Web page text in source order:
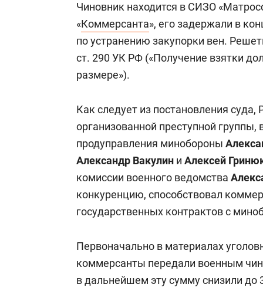
Чиновник находится в СИЗО
«Коммерсанта», его задержали в
по устранению закупорки вен.
ст. 290 УК РФ («Получение взятки
размере»).
Как следует из постановления
организованной преступной
продуправления минобороны
Александр Вакулин и Алексей
комиссии военного ведомства
конкуренцию, способствовал
государственных контрактов с
Первоначально в материалах
коммерсанты передали военным
в дальнейшем эту сумму снизили до